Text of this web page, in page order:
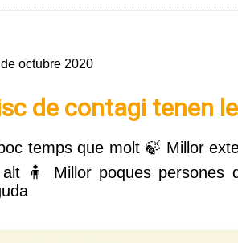
octubre 2020
de contagi tenen
temps que molt 🍃 Millor
alt 🧍 Millor poques persones